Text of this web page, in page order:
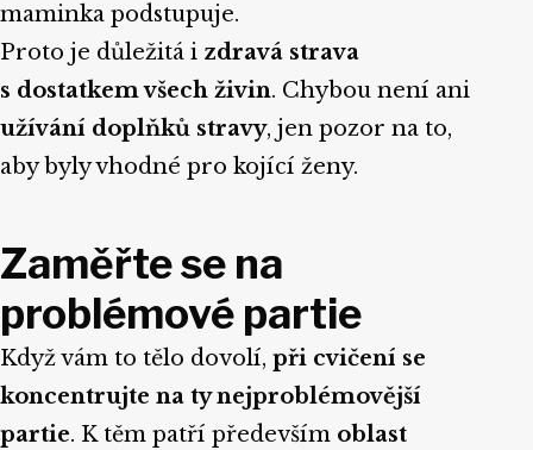
maminka podstupuje.
Proto je důležitá i zdravá strava
s dostatkem všech živin. Chybou není ani
užívání doplňků stravy, jen pozor na to,
aby byly vhodné pro kojící ženy.
Zaměřte se na
problémové partie
Když vám to tělo dovolí, při cvičení se
koncentrujte na ty nejproblémovější
partie. K těm patří především oblast